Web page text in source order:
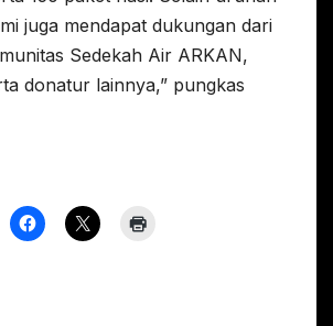
juga mendapat dukungan dari
Sedekah Air ARKAN,
donatur lainnya,” pungkas